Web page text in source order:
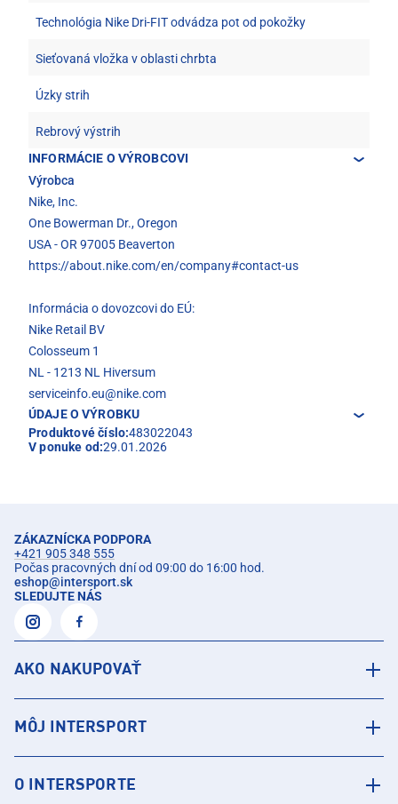
Technológia Nike Dri-FIT odvádza pot od pokožky
Sieťovaná vložka v oblasti chrbta
Úzky strih
Rebrový výstrih
INFORMÁCIE O VÝROBCOVI
Výrobca
Nike, Inc.
One Bowerman Dr., Oregon
USA - OR 97005 Beaverton
https://about.nike.com/en/company#contact-us
Informácia o dovozcovi do EÚ:
Nike Retail BV
Colosseum 1
NL - 1213 NL Hiversum
serviceinfo.eu@nike.com
ÚDAJE O VÝROBKU
Produktové číslo:483022043
V ponuke od:29.01.2026
ZÁKAZNÍCKA PODPORA
+421 905 348 555
Počas pracovných dní od 09:00 do 16:00 hod.
eshop@intersport.sk
SLEDUJTE NÁS
AKO NAKUPOVAŤ
MÔJ INTERSPORT
O INTERSPORTE